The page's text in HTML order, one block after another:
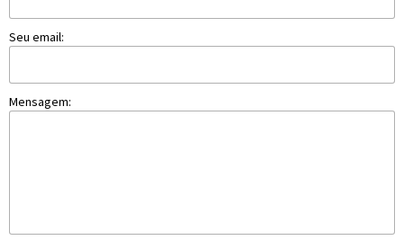
Seu email:
Mensagem: